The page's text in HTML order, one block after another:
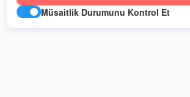
Müsaitlik Durumunu Kontrol Et